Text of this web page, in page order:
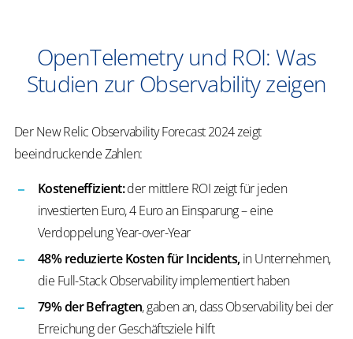
OpenTelemetry und ROI: Was
Studien zur Observability zeigen
Der New Relic Observability Forecast 2024 zeigt
beeindruckende Zahlen:
Kosteneffizient:der mittlere ROI zeigt für jeden
investierten Euro, 4 Euro an Einsparung – eine
Verdoppelung Year-over-Year
48% reduzierte Kosten für Incidents,in Unternehmen,
die Full-Stack Observability implementiert haben
79% der Befragten, gaben an, dass Observability bei der
Erreichung der Geschäftsziele hilft